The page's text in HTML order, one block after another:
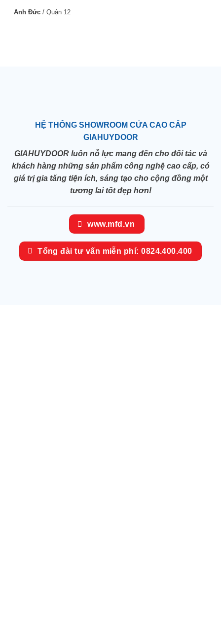
Anh Đức / Quận 12
HỆ THỐNG SHOWROOM CỬA CAO CẤP
GIAHUYDOOR
GIAHUYDOOR luôn nỗ lực mang đến cho đối tác và
khách hàng những sản phẩm công nghệ cao cấp, có
giá trị gia tăng tiện ích, sáng tạo cho cộng đồng một
tương lai tốt đẹp hơn!
www.mfd.vn
Tổng đài tư vấn miễn phí: 0824.400.400